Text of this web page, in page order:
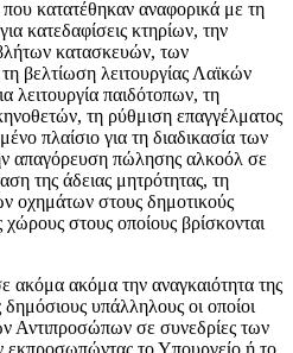
που κατατέθηκαν αναφορικά με τη
κατεδαφίσεις κτηρίων, την
κατασκευών, των
βελτίωση λειτουργίας Λαϊκών
λειτουργία παιδότοπων, τη
τη ρύθμιση επαγγέλματος
πλαίσιο για τη διαδικασία των
απαγόρευση πώλησης αλκοόλ σε
της άδειας μητρότητας, τη
οχημάτων στους δημοτικούς
στους οποίους βρίσκονται
ακόμα την αναγκαιότητα της
υπάλληλους οι οποίοι
Αντιπροσώπων σε συνεδρίες των
εκπροσωπώντας το Υπουργείο ή το